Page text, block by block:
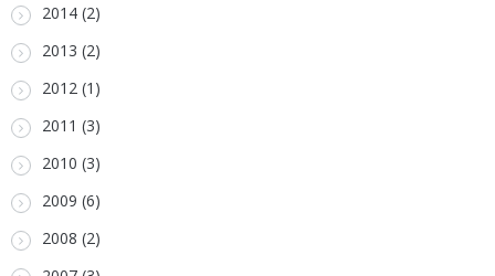
2014 (2)
2013 (2)
2012 (1)
2011 (3)
2010 (3)
2009 (6)
2008 (2)